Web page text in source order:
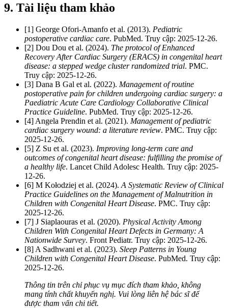
9. Tài liệu tham khảo
[1] George Ofori-Amanfo et al. (2013). Pediatric
postoperative cardiac care. PubMed. Truy cập: 2025-12-26.
[2] Dou Dou et al. (2024). The protocol of Enhanced
Recovery After Cardiac Surgery (ERACS) in congenital heart
disease: a stepped wedge cluster randomized trial. PMC.
Truy cập: 2025-12-26.
[3] Dana B Gal et al. (2022). Management of routine
postoperative pain for children undergoing cardiac surgery: a
Paediatric Acute Care Cardiology Collaborative Clinical
Practice Guideline. PubMed. Truy cập: 2025-12-26.
[4] Angela Prendin et al. (2021). Management of pediatric
cardiac surgery wound: a literature review. PMC. Truy cập:
2025-12-26.
[5] Z Su et al. (2023). Improving long-term care and
outcomes of congenital heart disease: fulfilling the promise of
a healthy life. Lancet Child Adolesc Health. Truy cập: 2025-
12-26.
[6] M Kołodziej et al. (2024). A Systematic Review of Clinical
Practice Guidelines on the Management of Malnutrition in
Children with Congenital Heart Disease. PMC. Truy cập:
2025-12-26.
[7] J Siaplaouras et al. (2020). Physical Activity Among
Children With Congenital Heart Defects in Germany: A
Nationwide Survey. Front Pediatr. Truy cập: 2025-12-26.
[8] A Sadhwani et al. (2023). Sleep Patterns in Young
Children with Congenital Heart Disease. PubMed. Truy cập:
2025-12-26.
Thông tin trên chỉ phục vụ mục đích tham khảo, không
mang tính chất khuyến nghị. Vui lòng liên hệ bác sĩ để
được tham vấn chi tiết.